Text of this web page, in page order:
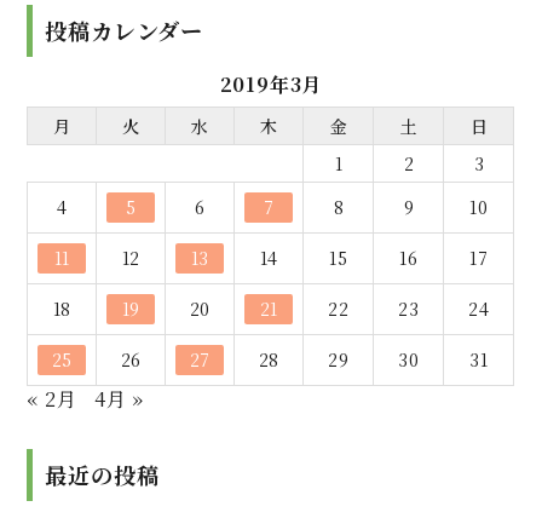
投稿カレンダー
2019年3月
月 火 水 木 金 土
日
1
2
3
4
5 6 7 8 9 10
11 12 13 14 15 16 17
18 19 20 21 22 23 24
25 26 27 28 29 30 31
« 2月 4月 »
最近の投稿